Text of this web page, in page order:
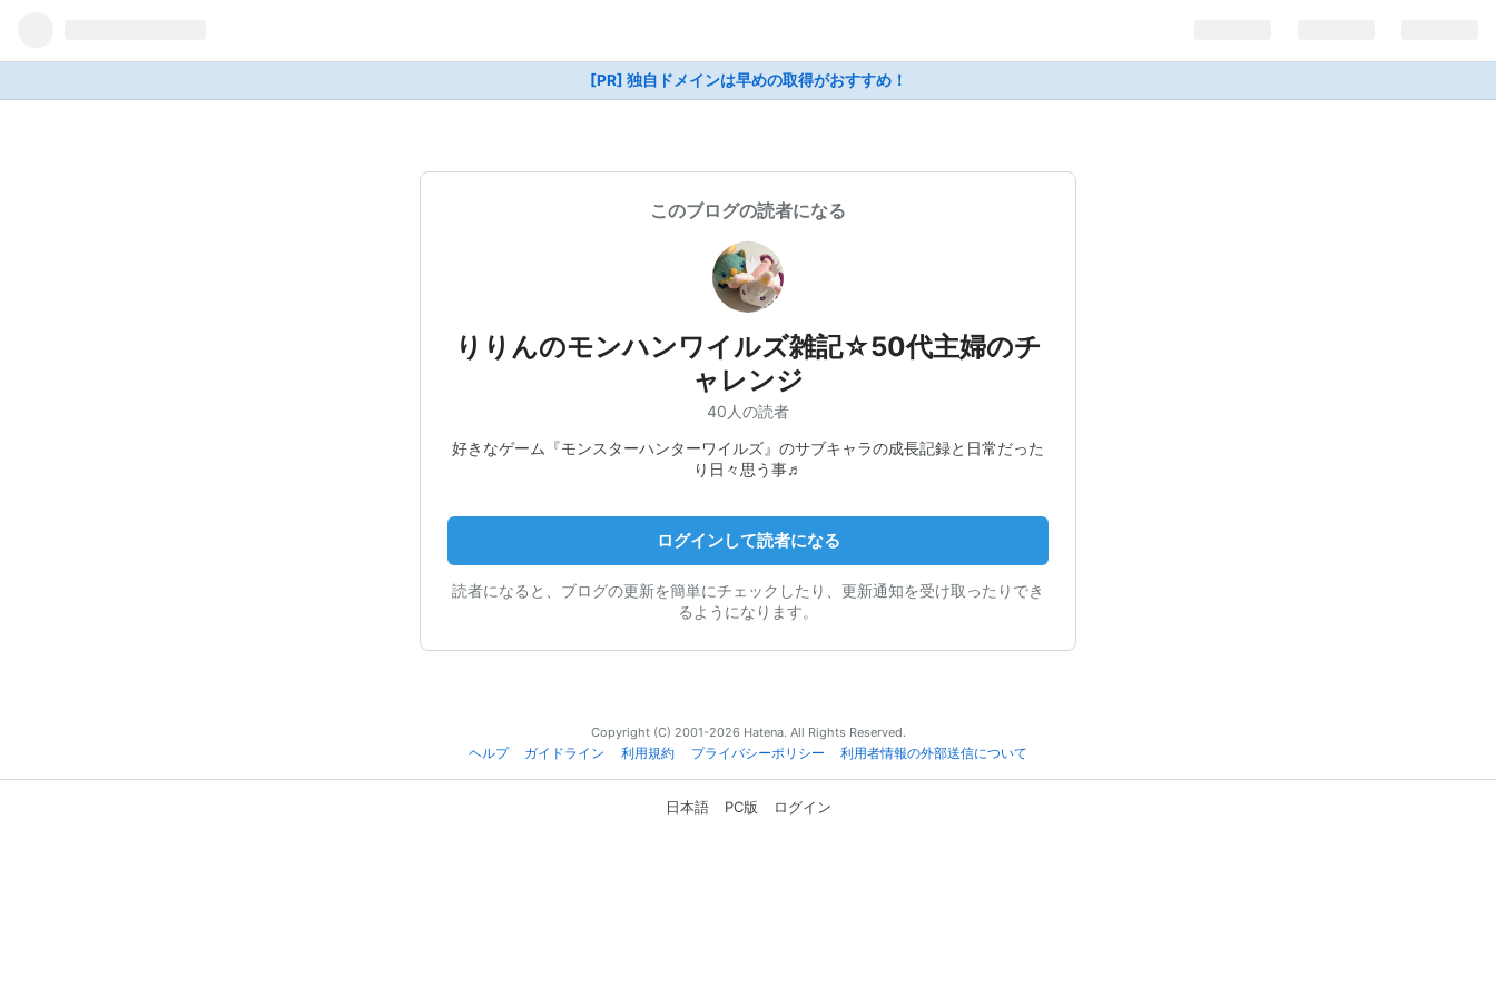
[PR] 独自ドメインは早めの取得がおすすめ！
このブログの読者になる
りりんのモンハンワイルズ雑記☆50代主婦のチ
ャレンジ
40人の読者
好きなゲーム『モンスターハンターワイルズ』のサブキャラの成長記録と日常だった
り日々思う事♬
ログインして読者になる
読者になると、ブログの更新を簡単にチェックしたり、更新通知を受け取ったりでき
るようになります。
Copyright (C) 2001-2026 Hatena. All Rights Reserved.
ヘルプ
ガイドライン 利用規約 プライバシーポリシー 利用者情報の外部送信について
日本語 PC版 ログイン